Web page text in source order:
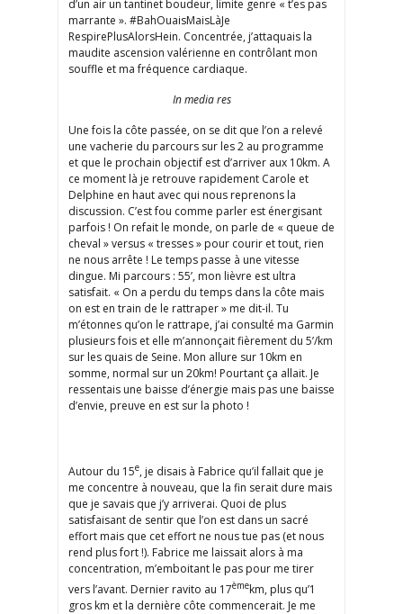
d’un air un tantinet boudeur, limite genre « t’es pas
marrante ». #BahOuaisMaisLàJe
RespirePlusAlorsHein. Concentrée, j’attaquais la
maudite ascension valérienne en contrôlant mon
souffle et ma fréquence cardiaque.
In media res
Une fois la côte passée, on se dit que l’on a relevé
une vacherie du parcours sur les 2 au programme
et que le prochain objectif est d’arriver aux 10km. A
ce moment là je retrouve rapidement Carole et
Delphine en haut avec qui nous reprenons la
discussion. C’est fou comme parler est énergisant
parfois ! On refait le monde, on parle de « queue de
cheval » versus « tresses » pour courir et tout, rien
ne nous arrête ! Le temps passe à une vitesse
dingue. Mi parcours : 55’, mon lièvre est ultra
satisfait. « On a perdu du temps dans la côte mais
on est en train de le rattraper » me dit-il. Tu
m’étonnes qu’on le rattrape, j’ai consulté ma Garmin
plusieurs fois et elle m’annonçait fièrement du 5’/km
sur les quais de Seine. Mon allure sur 10km en
somme, normal sur un 20km! Pourtant ça allait. Je
ressentais une baisse d’énergie mais pas une baisse
d’envie, preuve en est sur la photo !
Autour du 15e, je disais à Fabrice qu’il fallait que je
me concentre à nouveau, que la fin serait dure mais
que je savais que j’y arriverai. Quoi de plus
satisfaisant de sentir que l’on est dans un sacré
effort mais que cet effort ne nous tue pas (et nous
rend plus fort !). Fabrice me laissait alors à ma
concentration, m’emboitant le pas pour me tirer
vers l’avant. Dernier ravito au 17èmekm, plus qu’1
gros km et la dernière côte commencerait. Je me